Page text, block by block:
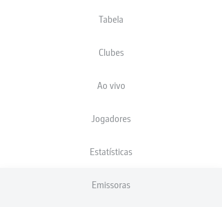
Tabela
Clubes
Ao vivo
Jogadores
Estatísticas
Emissoras
ESCALAÇÕES
A escalação inicial será divulgada 60
minutos antes do início da partida